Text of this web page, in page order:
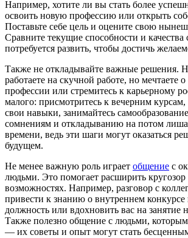
Например, хотите ли вы стать более
освоить новую профессию или открыть
Поставьте себе цель и оцените свою
Сравните текущие способности и качества
потребуется развить, чтобы достичь
Также не откладывайте важные решения.
работаете на скучной работе, но мечтаете
профессии или стремитесь к карьерному
малого: присмотритесь к вечерним курсам,
свои навыки, занимайтесь
сомнениям и откладыванию на потом
времени, ведь эти шаги могут оказаться
будущем.
Не менее важную роль играет общение с
людьми. Это помогает расширить
возможностях. Например, разговор с
привести к знанию о внутреннем
должность или вдохновить вас на занятие
Также полезно общение с людьми,
— их советы и опыт могут стать